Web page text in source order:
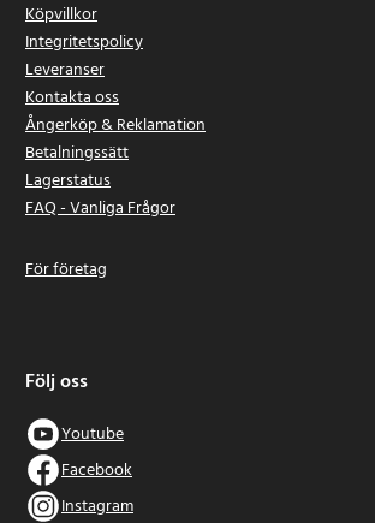
Köpvillkor
Integritetspolicy
Leveranser
Kontakta oss
Ångerköp & Reklamation
Betalningssätt
Lagerstatus
FAQ - Vanliga Frågor
För företag
Följ oss
Youtube
Facebook
Instagram